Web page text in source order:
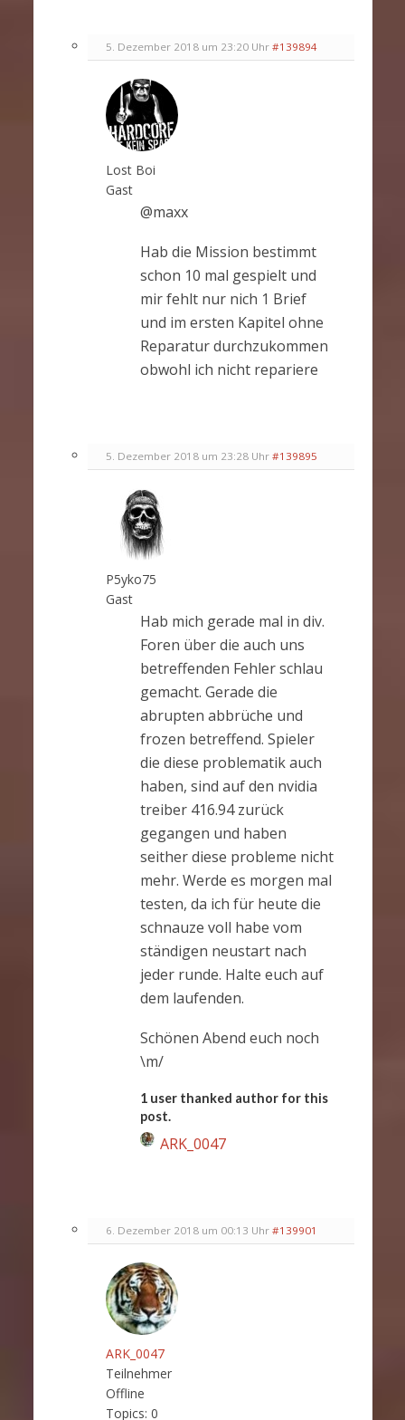
5. Dezember 2018 um 23:20 Uhr #139894
Lost Boi
Gast
@maxx
Hab die Mission bestimmt
schon 10 mal gespielt und
mir fehlt nur nich 1 Brief
und im ersten Kapitel ohne
Reparatur durchzukommen
obwohl ich nicht repariere
5. Dezember 2018 um 23:28 Uhr #139895
P5yko75
Gast
Hab mich gerade mal in div.
Foren über die auch uns
betreffenden Fehler schlau
gemacht. Gerade die
abrupten abbrüche und
frozen betreffend. Spieler
die diese problematik auch
haben, sind auf den nvidia
treiber 416.94 zurück
gegangen und haben
seither diese probleme nicht
mehr. Werde es morgen mal
testen, da ich für heute die
schnauze voll habe vom
ständigen neustart nach
jeder runde. Halte euch auf
dem laufenden.
Schönen Abend euch noch
\m/
1 user thanked author for this
post.
ARK_0047
6. Dezember 2018 um 00:13 Uhr #139901
ARK_0047
Teilnehmer
Offline
Topics: 0